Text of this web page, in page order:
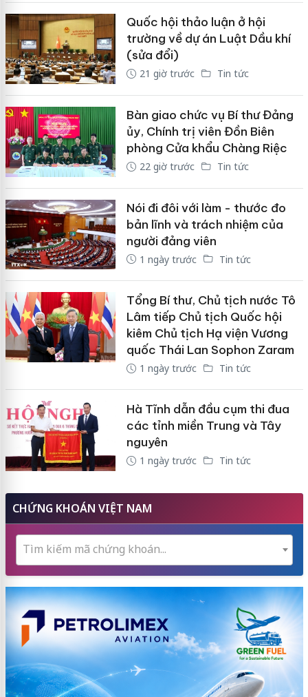
Quốc hội thảo luận ở hội
trường về dự án Luật Dầu khí
(sửa đổi)
21 giờ trước Tin tức
Bàn giao chức vụ Bí thư Đảng
ủy, Chính trị viên Đồn Biên
phòng Cửa khẩu Chàng Riệc
22 giờ trước Tin tức
Nói đi đôi với làm - thước đo
bản lĩnh và trách nhiệm của
người đảng viên
1 ngày trước Tin tức
Tổng Bí thư, Chủ tịch nước Tô
Lâm tiếp Chủ tịch Quốc hội
kiêm Chủ tịch Hạ viện Vương
quốc Thái Lan Sophon Zaram
1 ngày trước Tin tức
Hà Tĩnh dẫn đầu cụm thi đua
các tỉnh miền Trung và Tây
nguyên
1 ngày trước Tin tức
CHỨNG KHOÁN VIỆT NAM
Tìm kiếm mã chứng khoán...